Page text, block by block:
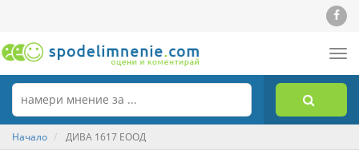
Начало ДИВА 1617 ЕООД